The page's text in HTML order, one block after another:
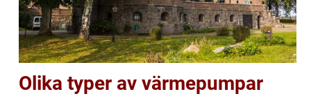
Olika typer av värmepumpar